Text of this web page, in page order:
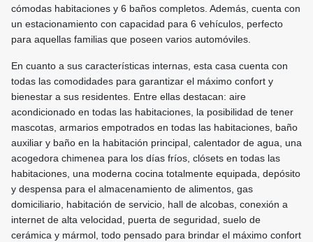
cómodas habitaciones y 6 baños completos. Además, cuenta con
un estacionamiento con capacidad para 6 vehículos, perfecto
para aquellas familias que poseen varios automóviles.
En cuanto a sus características internas, esta casa cuenta con
todas las comodidades para garantizar el máximo confort y
bienestar a sus residentes. Entre ellas destacan: aire
acondicionado en todas las habitaciones, la posibilidad de tener
mascotas, armarios empotrados en todas las habitaciones, baño
auxiliar y baño en la habitación principal, calentador de agua, una
acogedora chimenea para los días fríos, clósets en todas las
habitaciones, una moderna cocina totalmente equipada, depósito
y despensa para el almacenamiento de alimentos, gas
domiciliario, habitación de servicio, hall de alcobas, conexión a
internet de alta velocidad, puerta de seguridad, suelo de
cerámica y mármol, todo pensado para brindar el máximo confort